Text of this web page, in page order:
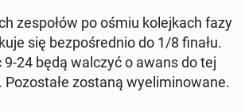
ze­społów po ośmiu kole­jkach fazy
się bezpośred­nio do 1/8 finału.
9-24 będą walczyć o awans do tej
zostaną wye­lim­i­nowane.